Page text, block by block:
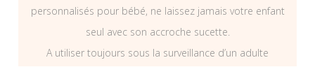
personnalisés pour bébé, ne laissez jamais votre enfant
seul avec son accroche sucette.
A utiliser toujours sous la surveillance d’un adulte